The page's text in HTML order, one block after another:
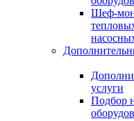
Шеф-
услуги
Подбор